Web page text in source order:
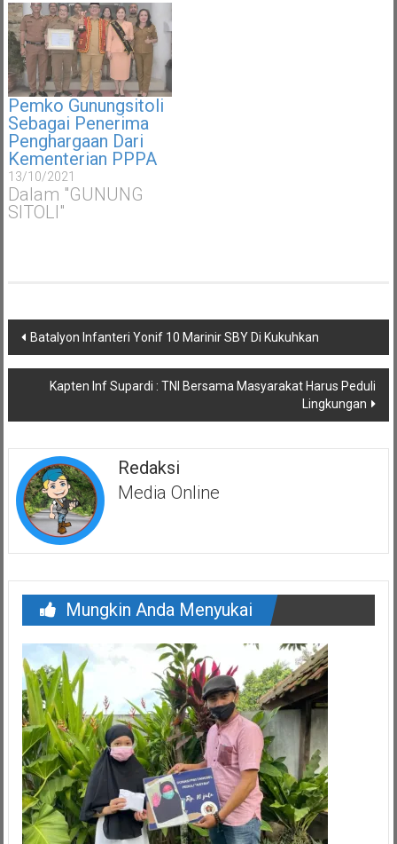
Pemko Gunungsitoli
Sebagai Penerima
Penghargaan Dari
Kementerian PPPA
13/10/2021
Dalam "GUNUNG
SITOLI"
Navigasi
pos
Batalyon Infanteri Yonif 10 Marinir SBY Di Kukuhkan
Kapten Inf Supardi : TNI Bersama Masyarakat Harus Peduli
Lingkungan
Redaksi
Media Online
Mungkin Anda Menyukai